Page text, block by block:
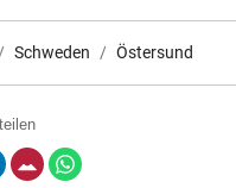
Schweden Östersund
LinkedInE-Mail